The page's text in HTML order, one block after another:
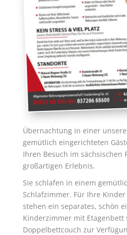
Übernachtung in einer
gemütlich eingerichteten
Ihren Besuch im sächsischen
großartigen Erlebnis.
Sie schlafen in einem
Schlafzimmer. Für Ihre
stehen ein separates, schön
Kinderzimmer mit Etagenbett
Doppelbettcouch zur